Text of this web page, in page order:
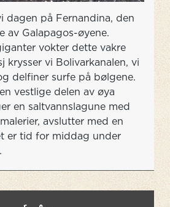
dagen på Fernandina, den
av Galapagos-øyene.
vokter dette vakre
krysser vi Bolivarkanalen, vi
delfiner surfe på bølgene.
vestlige delen av øya
en saltvannslagune med
avslutter med en
er tid for middag under